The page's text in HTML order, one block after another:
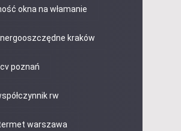
okna na włamanie
kraków
poznań
rw
warszawa